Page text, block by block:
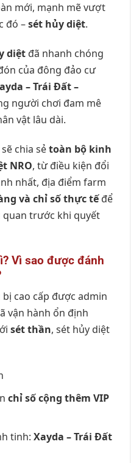
mới, mạnh mẽ vượt
đó –sét hủy diệt.
diệt đã nhanh chóng
của đông đảo cư
– Trái Đất –
người chơi đam mê
vật lâu dài.
chia sẻtoàn bộ kinh
NRO, từ điều kiện đổi
nhất, địa điểm farm
và chỉ số thực tếđể
quan trước khi quyết
Vì sao được đánh
cao cấp được admin
vận hành ổn định
sét thần, sét hủy diệt
chỉ số cộng thêm VIP
tinh: Xayda – Trái Đất